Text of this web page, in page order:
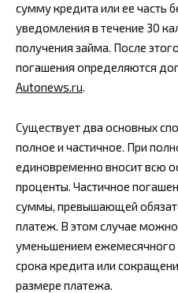
сумму кредита или ее часть
уведомления в течение 30
получения займа. После
погашения определяются
Autonews.ru.
Существует два основных
полное и частичное. При
единовременно вносит всю
проценты. Частичное
суммы, превышающей
платеж. В этом случае
уменьшением ежемесячного
срока кредита или
размере платежа.